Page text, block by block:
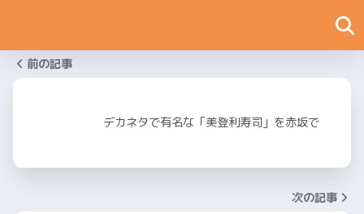
前の記事
デカネタで有名な「美登利寿司」を赤坂で
次の記事